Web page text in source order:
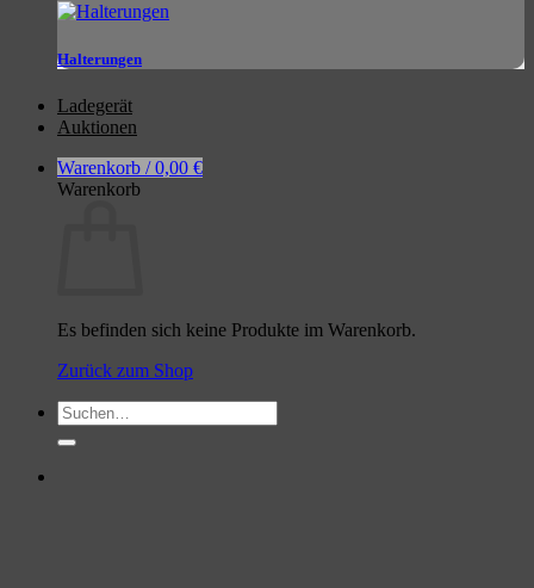
Halterungen
Ladegerät
Auktionen
Warenkorb /0,00 €
Warenkorb
Es befinden sich keine Produkte im Warenkorb.
Zurück zum Shop
Suchen
nach: